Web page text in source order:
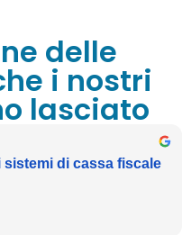
delle
i nostri
lasciato
sistemi di cassa fiscale